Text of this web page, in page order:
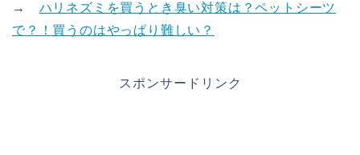
→ ハリネズミを買うとき臭い対策は？ペットシーツ
で？！買うのはやっぱり難しい？
スポンサードリンク